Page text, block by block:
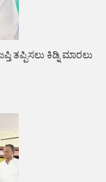
ತಪ್ಪಿಸಲು ಕಿಡ್ನಿ ಮಾರಲು